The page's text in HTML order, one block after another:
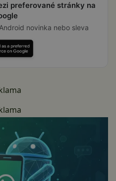
preferované stránky na
novinka nebo sleva